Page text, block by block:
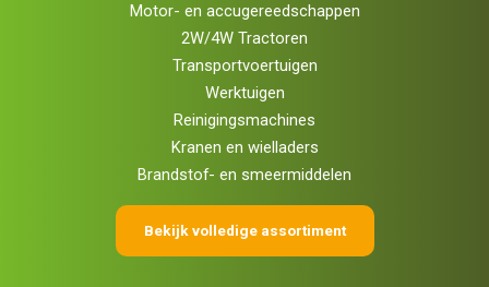
Motor- en accugereedschappen
2W/4W Tractoren
Transportvoertuigen
Werktuigen
Reinigingsmachines
Kranen en wielladers
Brandstof- en smeermiddelen
Bekijk volledige assortiment